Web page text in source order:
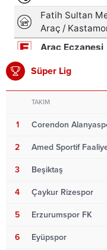
Süper Lig
TAKIM
1 Corendon
2 Amed Sportif
3 Beşiktaş
4 Çaykur Rizespor
5 Erzurumspor FK
6 Eyüpspor